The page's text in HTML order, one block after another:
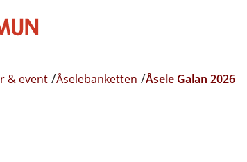
& event Åselebanketten Åsele Galan 2026